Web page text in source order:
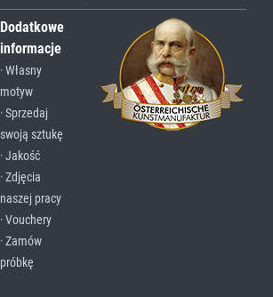
Dodatkowe
informacje
· Własny
motyw
· Sprzedaj
swoją sztukę
· Jakość
· Zdjęcia
naszej pracy
· Vouchery
· Zamów
próbkę